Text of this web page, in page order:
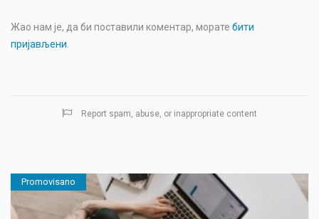
Жао нам је, да би поставили коментар, морате бити
пријављени
Report spam, abuse, or inappropriate content
Promovisano